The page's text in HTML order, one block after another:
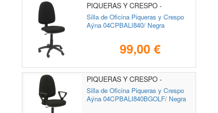
PIQUERAS Y CRESPO -
04CPBALI840
Silla de Oficina Piqueras y Crespo
Aýna 04CPBALI840/ Negra
99,00 €
PIQUERAS Y CRESPO -
04CPBALI840BGOLF
Silla de Oficina Piqueras y Crespo
Aýna 04CPBALI840BGOLF/ Negra